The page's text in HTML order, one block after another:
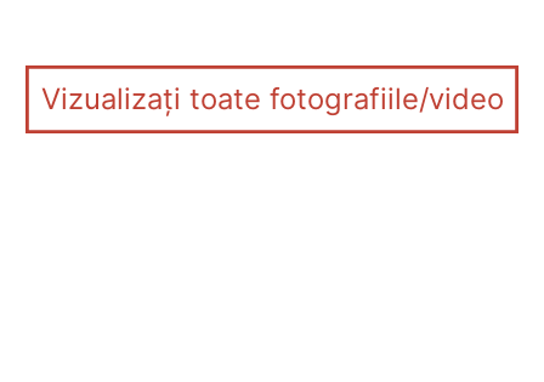
Vizualizați toate fotografiile/video